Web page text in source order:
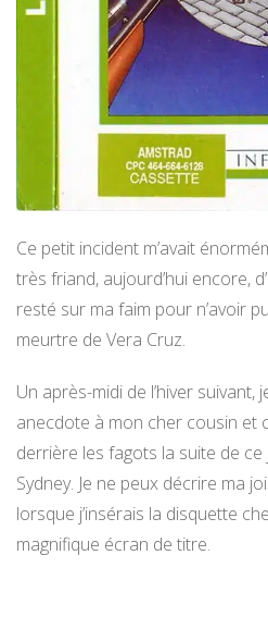
Ce petit incident m’avait
très friand, aujourd’hui encore,
resté sur ma faim pour n’avoir
meurtre de Vera Cruz.
Un après-midi de l’hiver suivant,
anecdote à mon cher cousin et
derrière les fagots la suite de ce
Sydney. Je ne peux décrire ma
lorsque j’insérais la disquette
magnifique écran de titre.